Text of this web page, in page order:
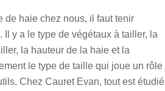
de haie chez nous, il faut tenir
Il y a le type de végétaux à tailler, la
la hauteur de la haie et la
le type de taille qui joue un rôle
Chez Cauret Evan, tout est étudié